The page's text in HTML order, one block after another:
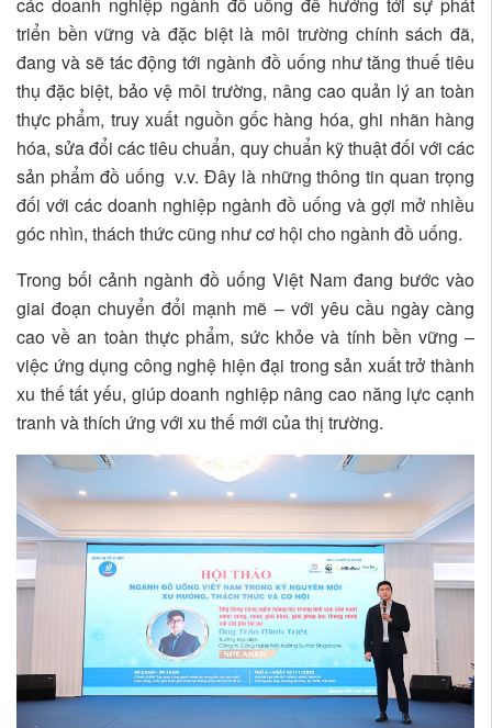
triển bền vững và đặc biệt là môi trường chính sách đã,
đang và sẽ tác động tới ngành đồ uống như tăng thuế tiêu
thụ đặc biệt, bảo vệ môi trường, nâng cao quản lý an toàn
thực phẩm, truy xuất nguồn gốc hàng hóa, ghi nhãn hàng
hóa, sửa đổi các tiêu chuẩn, quy chuẩn kỹ thuật đối với các
sản phẩm đồ uống v.v. Đây là những thông tin quan trọng
đối với các doanh nghiệp ngành đồ uống và gợi mở nhiều
góc nhìn, thách thức cũng như cơ hội cho ngành đồ uống.
Trong bối cảnh ngành đồ uống Việt Nam đang bước vào
giai đoạn chuyển đổi mạnh mẽ – với yêu cầu ngày càng
cao về an toàn thực phẩm, sức khỏe và tính bền vững –
việc ứng dụng công nghệ hiện đại trong sản xuất trở thành
xu thế tất yếu, giúp doanh nghiệp nâng cao năng lực cạnh
tranh và thích ứng với xu thế mới của thị trường.